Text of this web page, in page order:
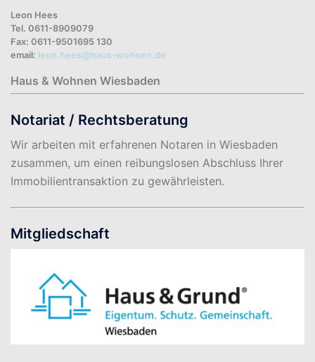
Leon Hees
Tel. 0611-8909079
Fax: 0611-9501695 130
email: leon.hees@haus-wohnen.de
Haus & Wohnen Wiesbaden
Notariat / Rechtsberatung
Wir arbeiten mit erfahrenen Notaren in Wiesbaden
zusammen, um einen reibungslosen Abschluss Ihrer
Immobilientransaktion zu gewährleisten.
Mitgliedschaft